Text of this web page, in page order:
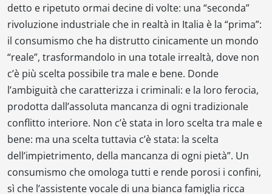
detto e ripetuto ormai decine di volte: una “seconda”
rivoluzione industriale che in realtà in Italia è la “prima”:
il consumismo che ha distrutto cinicamente un mondo
“reale”, trasformandolo in una totale irrealtà, dove non
c’è più scelta possibile tra male e bene. Donde
l’ambiguità che caratterizza i criminali: e la loro ferocia,
prodotta dall’assoluta mancanza di ogni tradizionale
conflitto interiore. Non c’è stata in loro scelta tra male e
bene: ma una scelta tuttavia c’è stata: la scelta
dell’impietrimento, della mancanza di ogni pietà”. Un
consumismo che omologa tutti e rende porosi i confini,
sì che l’assistente vocale di una bianca famiglia ricca